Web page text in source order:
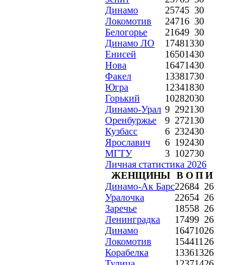
Динамо
25745 30
Локомотив
24716 30
Белогорье
21649 30
Динамо ЛО
17481330
Енисей
16501430
Нова
16471430
Факел
13381730
Югра
12341830
Горький
10282030
Динамо-Урал 9 292130
Оренбуржье
9 272130
Кузбасс
6 232430
Ярославич
6 192430
МГТУ
3 102730
Личная статистика 2026
ЖЕНЩИНЫ В О П И
Динамо-Ак Барс22684 26
Уралочка
22654 26
Заречье
18558 26
Ленинградка
17499 26
Динамо
16471026
Локомотив
154411 26
Корабелка
13361326